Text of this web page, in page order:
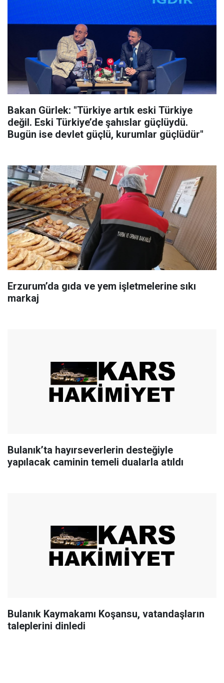
Bakan Gürlek: "Türkiye artık eski Türkiye
değil. Eski Türkiye’de şahıslar güçlüydü.
Bugün ise devlet güçlü, kurumlar güçlüdür"
Erzurum’da gıda ve yem işletmelerine sıkı
markaj
Bulanık’ta hayırseverlerin desteğiyle
yapılacak caminin temeli dualarla atıldı
Bulanık Kaymakamı Koşansu, vatandaşların
taleplerini dinledi